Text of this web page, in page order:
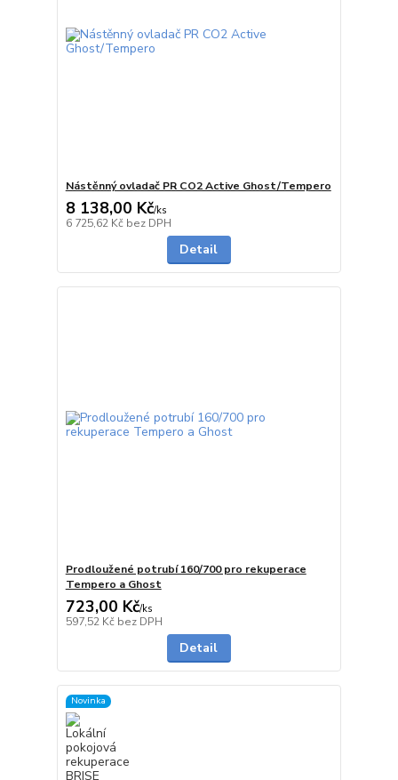
Nástěnný ovladač PR CO2 Active Ghost/Tempero
8 138,00 Kč/ks
6 725,62 Kč bez DPH
Detail
Prodloužené potrubí 160/700 pro rekuperace
Tempero a Ghost
723,00 Kč/ks
597,52 Kč bez DPH
Detail
Novinka